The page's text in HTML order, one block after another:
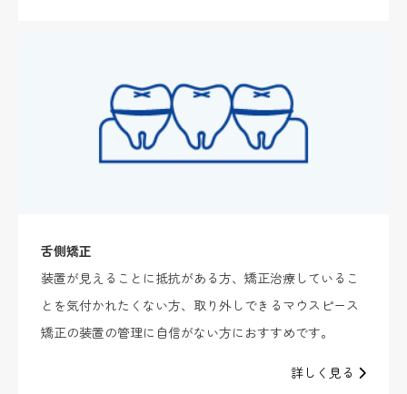
舌側矯正
装置が見えることに抵抗がある方、矯正治療しているこ
とを気付かれたくない方、取り外しできるマウスピース
矯正の装置の管理に自信がない方におすすめです。
詳しく見る